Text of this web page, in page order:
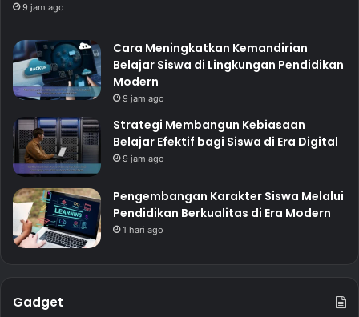
9 jam ago
Cara Meningkatkan Kemandirian
Belajar Siswa di Lingkungan Pendidikan
Modern
9 jam ago
Strategi Membangun Kebiasaan
Belajar Efektif bagi Siswa di Era Digital
9 jam ago
Pengembangan Karakter Siswa Melalui
Pendidikan Berkualitas di Era Modern
1 hari ago
Gadget